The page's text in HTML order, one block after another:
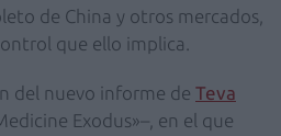
de China y otros mercados,
que ello implica.
del nuevo informe de Teva
Exodus»–, en el que